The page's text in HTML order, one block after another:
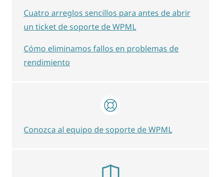
Cuatro arreglos sencillos para antes de abrir
un ticket de soporte de WPML
Cómo eliminamos fallos en problemas de
rendimiento
Conozca al equipo de soporte de WPML